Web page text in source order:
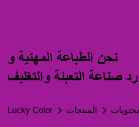
نحن الطباعة المهنية و
صناعة التعبئة والتغليف
Lucky Color المنتجات